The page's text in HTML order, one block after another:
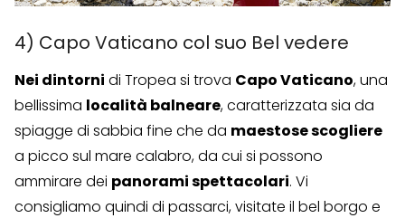
4) Capo Vaticano col suo Bel vedere
Nei dintorni di Tropea si trova Capo Vaticano, una
bellissima località balneare, caratterizzata sia da
spiagge di sabbia fine che da maestose scogliere
a picco sul mare calabro, da cui si possono
ammirare dei panorami spettacolari. Vi
consigliamo quindi di passarci, visitate il bel borgo e